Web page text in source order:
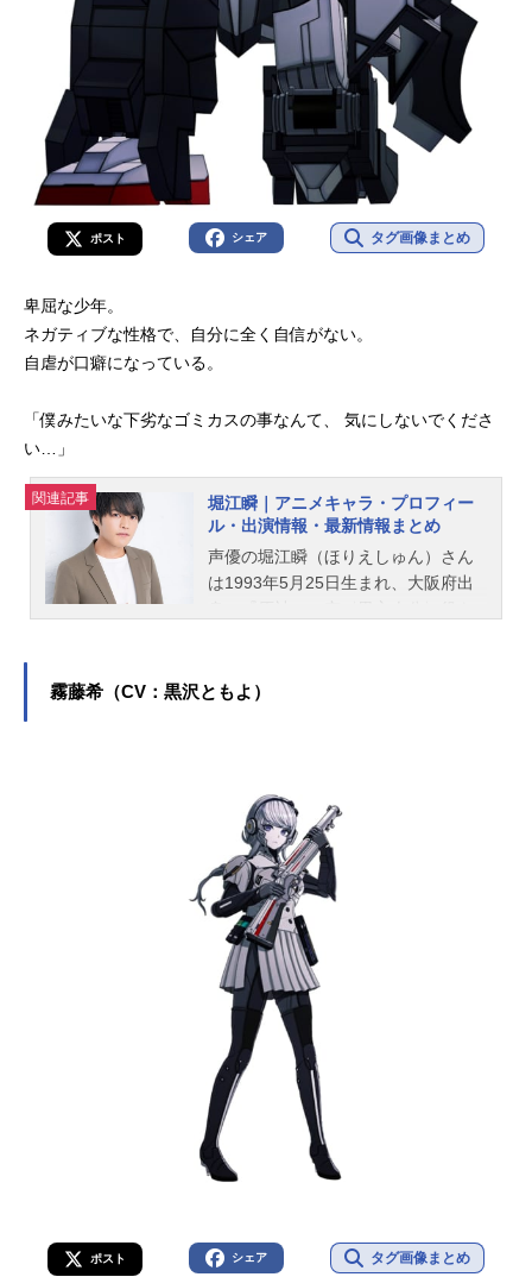
ポスト シェア タグ画像まとめ
卑屈な少年。
ネガティブな性格で、自分に全く自信がない。
自虐が口癖になっている。
「僕みたいな下劣なゴミカスの事なんて、 気にしないでくださ
い…」
関連記事
堀江瞬｜アニメキャラ・プロフィー
ル・出演情報・最新情報まとめ
声優の堀江瞬（ほりえしゅん）さん
は1993年5月25日生まれ、大阪府出
ラクターを多く演じています。こち
霧藤希（CV：黒沢ともよ）
ポスト シェア タグ画像まとめ